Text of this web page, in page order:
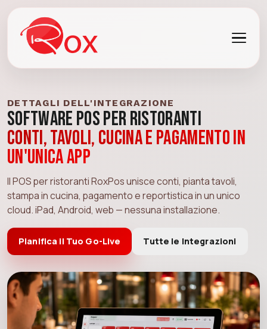
DETTAGLI DELL'INTEGRAZIONE
Software POS per Ristoranti
Conti, tavoli, cucina e pagamento in
un'unica app
Il POS per ristoranti RoxPos unisce conti, pianta tavoli,
stampa in cucina, pagamento e reportistica in un unico
cloud. iPad, Android, web — nessuna installazione.
Pianifica il Tuo Go-Live Tutte le Integrazioni